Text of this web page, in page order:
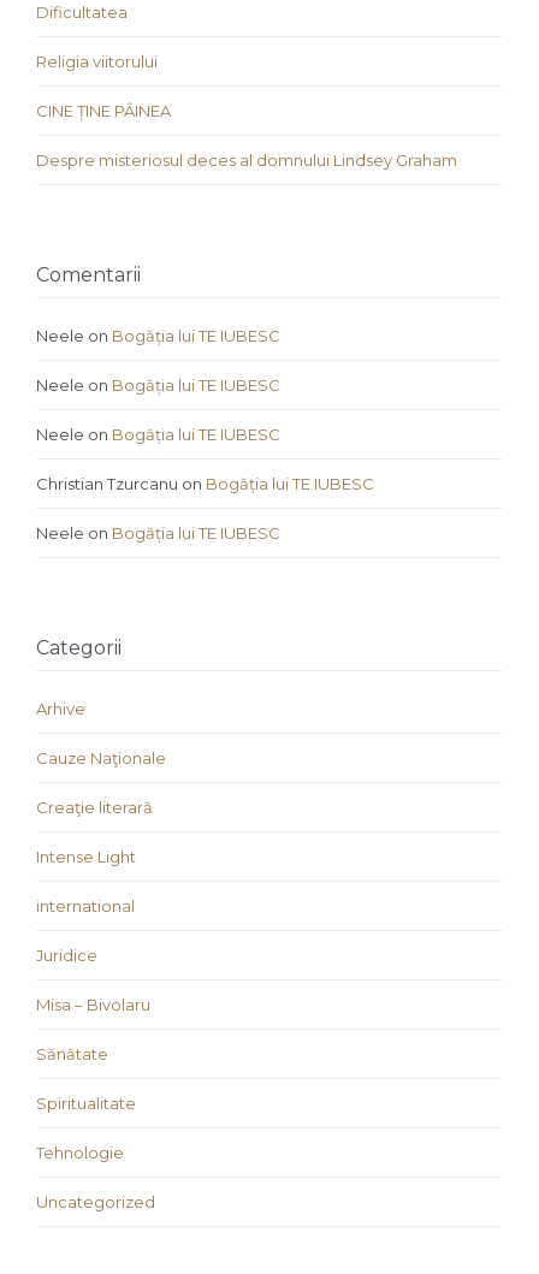
Dificultatea
Religia viitorului
CINE ȚINE PÂINEA
Despre misteriosul deces al domnului Lindsey Graham
Comentarii
Neele on Bogăția lui TE IUBESC
Neele on Bogăția lui TE IUBESC
Neele on Bogăția lui TE IUBESC
Christian Tzurcanu on Bogăția lui TE IUBESC
Neele on Bogăția lui TE IUBESC
Categorii
Arhive
Cauze Naţionale
Creaţie literară
Intense Light
international
Juridice
Misa – Bivolaru
Sănătate
Spiritualitate
Tehnologie
Uncategorized